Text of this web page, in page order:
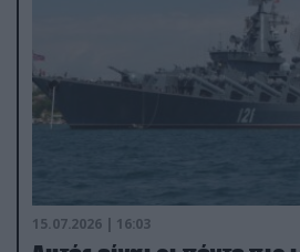
15.07.2026 | 16:03